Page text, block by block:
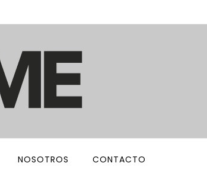
NOSOTROS CONTACTO